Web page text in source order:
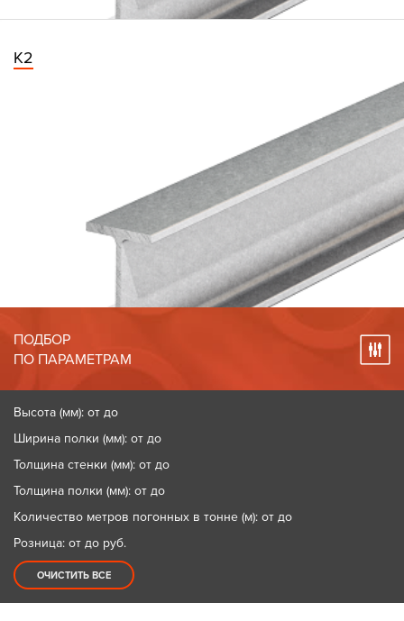
К2
ПОДБОР
ПО ПАРАМЕТРАМ
Высота (мм): от до
Ширина полки (мм): от до
Толщина стенки (мм): от до
Толщина полки (мм): от до
Количество метров погонных в тонне (м): от до
Розница: от до руб.
ОЧИСТИТЬ ВСЕ